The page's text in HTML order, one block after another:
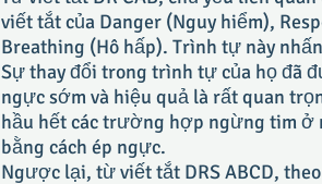
viết tắt của Danger (Nguy hiểm),
Breathing (Hô hấp). Trình tự này
Sự thay đổi trong trình tự của họ đã
ngực sớm và hiệu quả là rất quan
hầu hết các trường hợp ngừng tim ở
bằng cách ép ngực.
Ngược lại, từ viết tắt DRS ABCD,